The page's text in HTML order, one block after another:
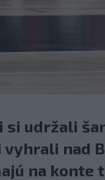
si udržali
nad
na konte